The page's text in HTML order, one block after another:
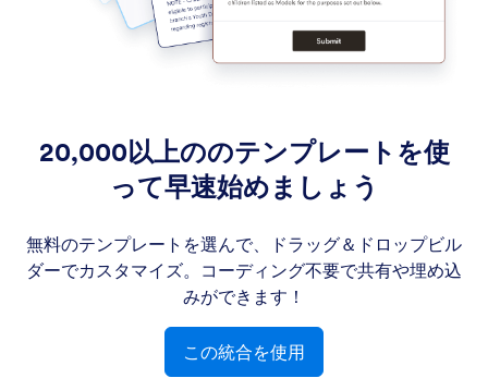
20,000以上ののテンプレートを使
って早速始めましょう
無料のテンプレートを選んで、ドラッグ＆ドロップビル
ダーでカスタマイズ。コーディング不要で共有や埋め込
みができます！
この統合を使用